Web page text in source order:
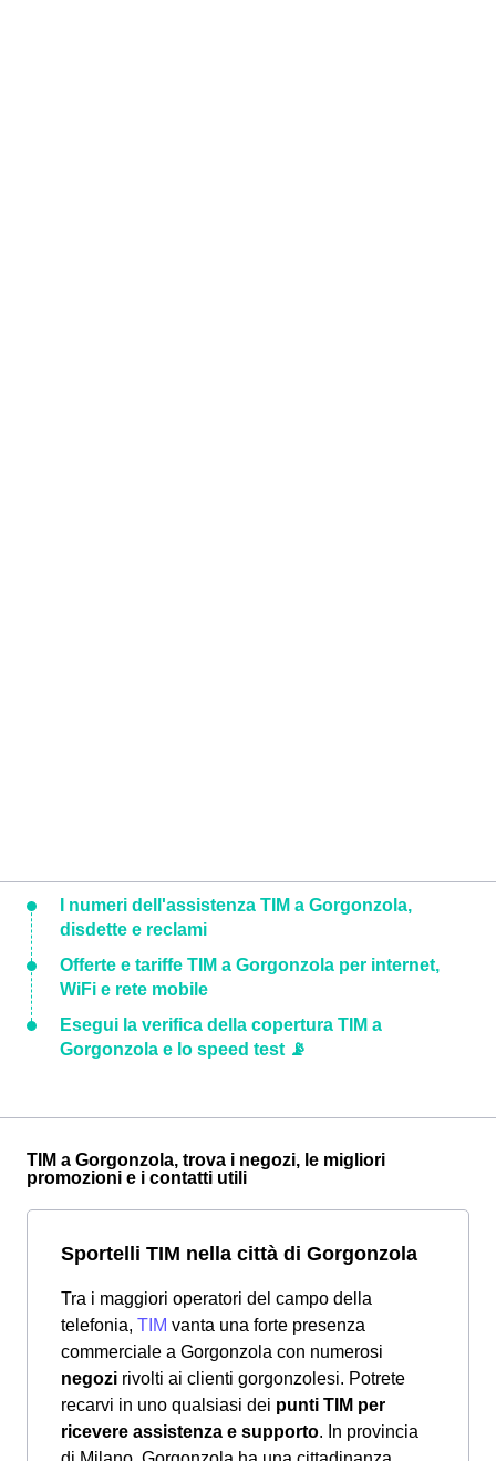
I numeri dell'assistenza TIM a Gorgonzola,
disdette e reclami
Offerte e tariffe TIM a Gorgonzola per internet,
WiFi e rete mobile
Esegui la verifica della copertura TIM a
Gorgonzola e lo speed test 📡
TIM a Gorgonzola, trova i negozi, le migliori
promozioni e i contatti utili
Sportelli TIM nella città di Gorgonzola
Tra i maggiori operatori del campo della
telefonia, TIM vanta una forte presenza
commerciale a Gorgonzola con numerosi
negozi rivolti ai clienti gorgonzolesi. Potrete
recarvi in uno qualsiasi dei punti TIM per
ricevere assistenza e supporto. In provincia